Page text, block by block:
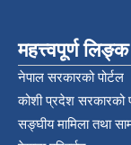
महत्त्वपूर्ण लिङ्क
नेपाल सरकारको पोर्टल
कोशी प्रदेश सरकारको
सङ्‍घीय मामिला तथा